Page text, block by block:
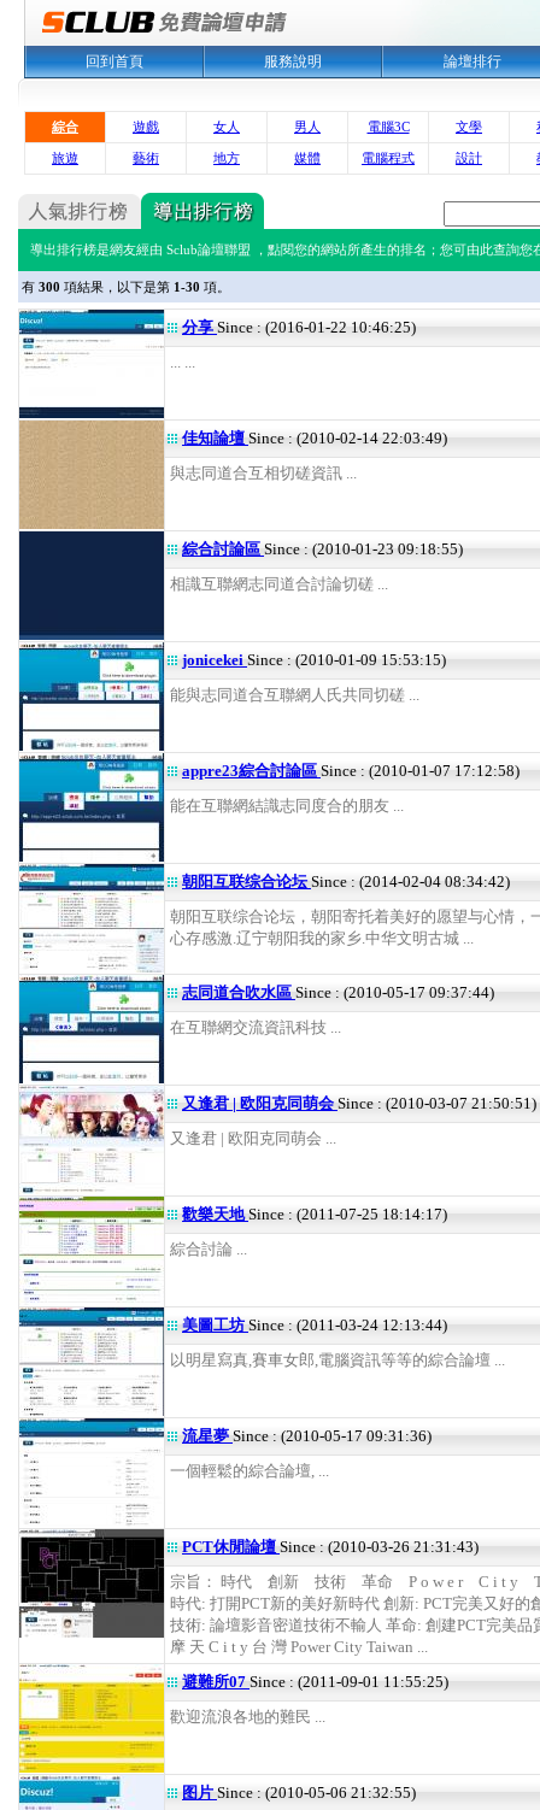
回到首頁 服務說明 論壇排行
綜合 遊戲 女人 男人 電腦3C 文學
旅遊 藝術 地方 媒體 電腦程式 設計
導出排行榜是網友經由 Sclub論壇聯盟 ，點閱您的網站所產生的排名；您可由此查詢您
有 300 項結果，以下是第 1-30 項。
分享Since : (2016-01-22 10:46:25)
... ...
佳知論壇 Since : (2010-02-14 22:03:49)
與志同道合互相切磋資訊 ...
綜合討論區 Since : (2010-01-23 09:18:55)
相識互聯網志同道合討論切磋 ...
jonicekei Since : (2010-01-09 15:53:15)
能與志同道合互聯網人氏共同切磋 ...
appre23綜合討論區 Since : (2010-01-07 17:12:58)
能在互聯網結識志同度合的朋友 ...
朝阳互联综合论坛Since : (2014-02-04 08:34:42)
朝阳互联综合论坛，朝阳寄托着美好的愿望与心情，
心存感激.辽宁朝阳我的家乡.中华文明古城 ...
志同道合吹水區 Since : (2010-05-17 09:37:44)
在互聯網交流資訊科技 ...
又逢君 | 欧阳克同萌会 Since : (2010-03-07 21:50:51)
又逢君 | 欧阳克同萌会 ...
歡樂天地Since : (2011-07-25 18:14:17)
綜合討論 ...
美圖工坊 Since : (2011-03-24 12:13:44)
以明星寫真,賽車女郎,電腦資訊等等的綜合論壇 ...
流星夢 Since : (2010-05-17 09:31:36)
一個輕鬆的綜合論壇, ...
PCT休閒論壇 Since : (2010-03-26 21:31:43)
宗旨： 時代 創新 技術 革命 P o w e r C i t y T
時代: 打開PCT新的美好新時代 創新: PCT完美又好的
技術: 論壇影音密道技術不輸人 革命: 創建PCT完美品
摩 天 C i t y 台 灣 Power City Taiwan ...
避難所07 Since : (2011-09-01 11:55:25)
歡迎流浪各地的難民 ...
图片 Since : (2010-05-06 21:32:55)